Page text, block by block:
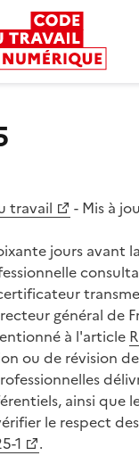
travail - Mis à
jours avant
général de
à l'article
ou de révision
ainsi que
le respect
1
.